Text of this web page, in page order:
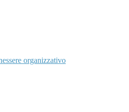
organizzativo